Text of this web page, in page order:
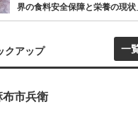
界の食料安全保障と栄養の現状
クアップ 一
布市兵衛